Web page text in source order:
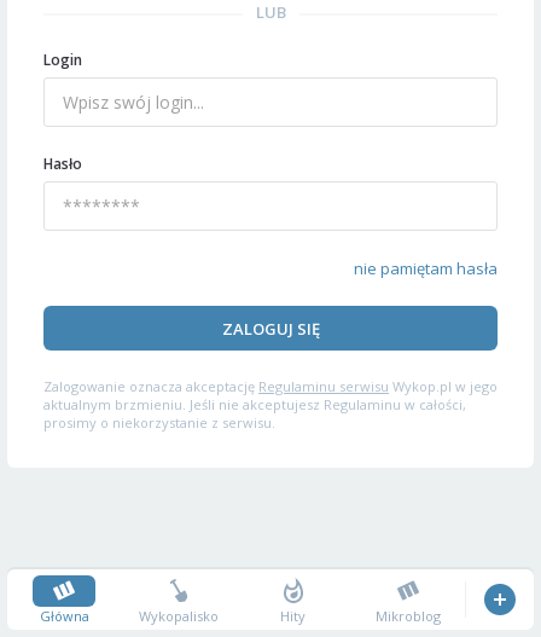
LUB
Login
Hasło
nie pamiętam hasła
ZALOGUJ SIĘ
Zalogowanie oznacza akceptację Regulaminu serwisu Wykop.pl w jego
aktualnym brzmieniu. Jeśli nie akceptujesz Regulaminu w całości,
prosimy o niekorzystanie z serwisu.
Główna Wykopalisko Hity Mikroblog